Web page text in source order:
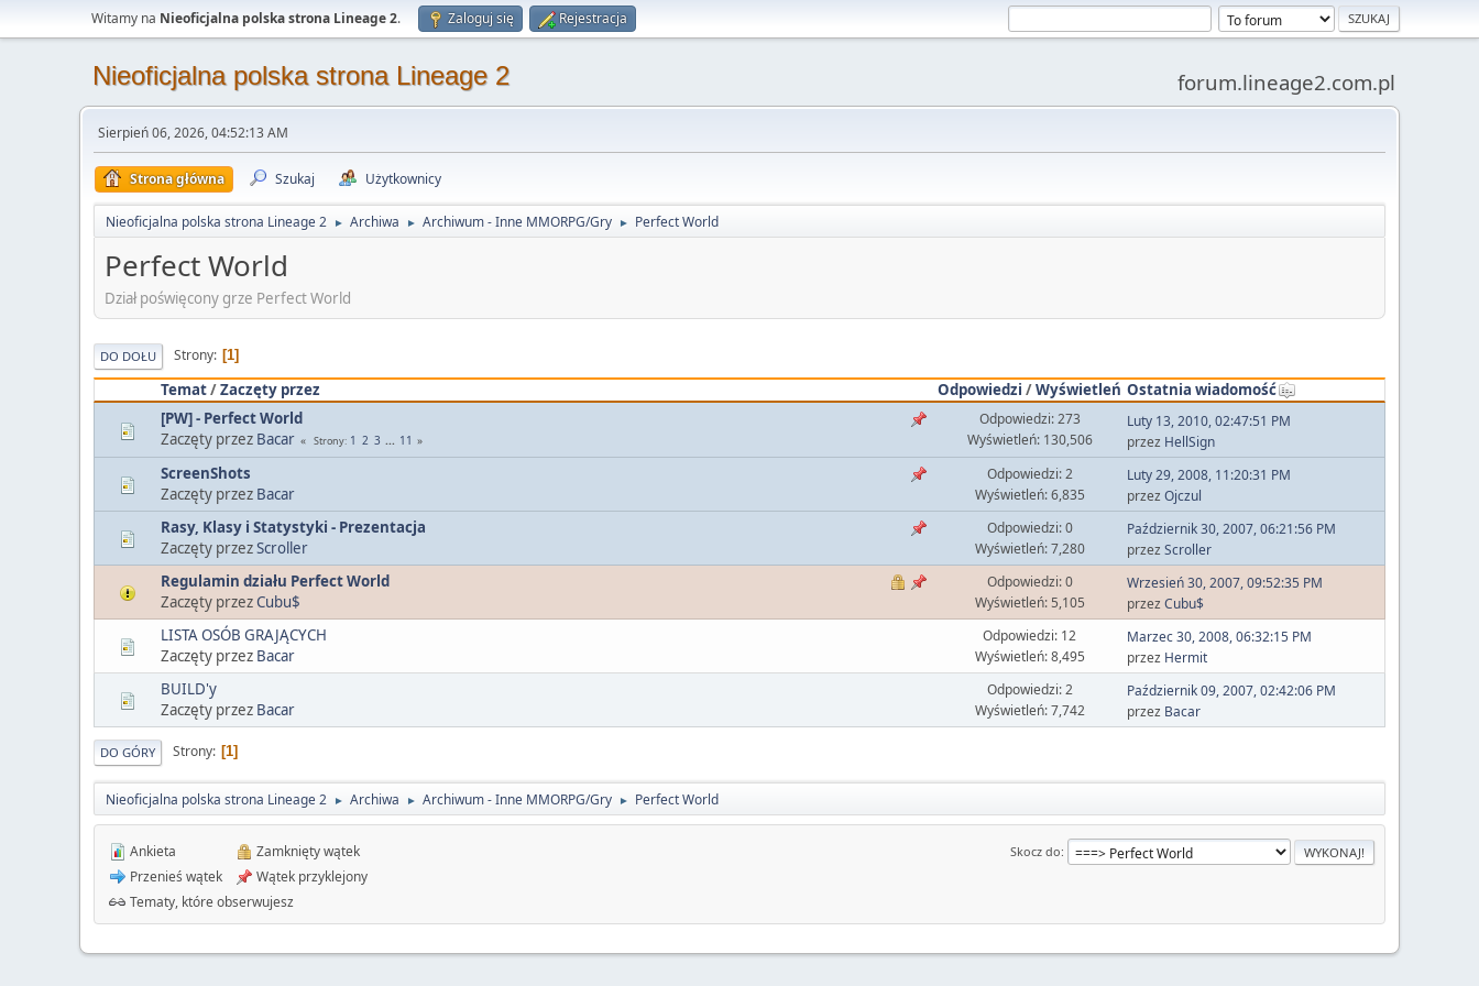
Witamy na Nieoficjalna polska strona Lineage 2. Zaloguj się Rejestracja
Nieoficjalna polska strona Lineage 2 forum.lineage2.com.pl
Sierpień 06, 2026, 04:52:13 AM
Strona główna Szukaj Użytkownicy
Nieoficjalna polska strona Lineage 2 ► Archiwa ► Archiwum - Inne MMORPG/Gry ► Perfect World
Perfect World
Dział poświęcony grze Perfect World
DO DOŁU Strony 1
Temat/Zaczęty przez Odpowiedzi /Wyświetleń Ostatnia wiadomość
[PW] - Perfect World
Zaczęty przez Bacar Strony 1 2 3 ... 11
Odpowiedzi: 273
Wyświetleń: 130,506
Luty 13, 2010, 02:47:51 PM
przez HellSign
ScreenShots
Zaczęty przez Bacar
Odpowiedzi: 2
Wyświetleń: 6,835
Luty 29, 2008, 11:20:31 PM
przezOjczul
Rasy, Klasy i Statystyki - Prezentacja
Zaczęty przezScroller
Odpowiedzi: 0
Wyświetleń: 7,280
Październik 30, 2007, 06:21:56 PM
przezScroller
Regulamin działu Perfect World
Zaczęty przezCubu$
Odpowiedzi: 0
Wyświetleń: 5,105
Wrzesień 30, 2007, 09:52:35 PM
przezCubu$
LISTA OSÓB GRAJĄCYCH
Zaczęty przez Bacar
Odpowiedzi: 12
Wyświetleń: 8,495
Marzec 30, 2008, 06:32:15 PM
przez Hermit
BUILD'y
Zaczęty przez Bacar
Odpowiedzi: 2
Wyświetleń: 7,742
Październik 09, 2007, 02:42:06 PM
przez Bacar
DO GÓRY Strony 1
Nieoficjalna polska strona Lineage 2 ► Archiwa ► Archiwum - Inne MMORPG/Gry ► Perfect World
Skocz do
Ankieta
Przenieś wątek
Zamknięty wątek
Wątek przyklejony
Tematy, które obserwujesz